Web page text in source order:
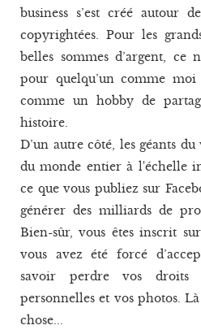
business s’est créé autour
copyrightées. Pour les
belles sommes d’argent, ce
pour quelqu’un comme
comme un hobby de
histoire.
D’un autre côté, les géants
du monde entier à l'échelle
ce que vous publiez sur
générer des milliards de
Bien-sûr, vous êtes inscrit
vous avez été forcé
savoir perdre vos droits
personnelles et vos photos.
chose...